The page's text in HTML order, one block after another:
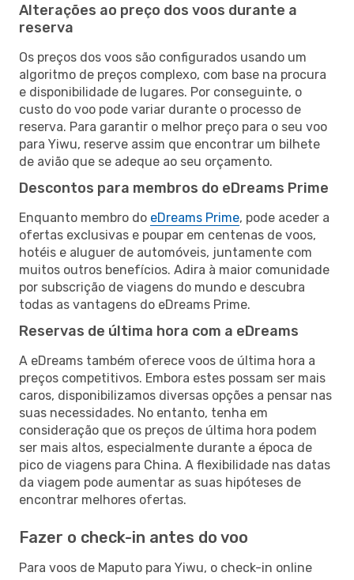
Alterações ao preço dos voos durante a
reserva
Os preços dos voos são configurados usando um
algoritmo de preços complexo, com base na procura
e disponibilidade de lugares. Por conseguinte, o
custo do voo pode variar durante o processo de
reserva. Para garantir o melhor preço para o seu voo
para Yiwu, reserve assim que encontrar um bilhete
de avião que se adeque ao seu orçamento.
Descontos para membros do eDreams Prime
Enquanto membro do eDreams Prime, pode aceder a
ofertas exclusivas e poupar em centenas de voos,
hotéis e aluguer de automóveis, juntamente com
muitos outros benefícios. Adira à maior comunidade
por subscrição de viagens do mundo e descubra
todas as vantagens do eDreams Prime.
Reservas de última hora com a eDreams
A eDreams também oferece voos de última hora a
preços competitivos. Embora estes possam ser mais
caros, disponibilizamos diversas opções a pensar nas
suas necessidades. No entanto, tenha em
consideração que os preços de última hora podem
ser mais altos, especialmente durante a época de
pico de viagens para China. A flexibilidade nas datas
da viagem pode aumentar as suas hipóteses de
encontrar melhores ofertas.
Fazer o check-in antes do voo
Para voos de Maputo para Yiwu, o check-in online